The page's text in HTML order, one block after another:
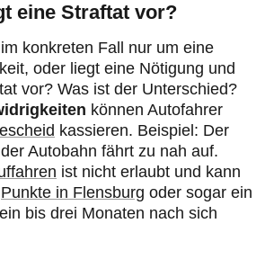
eine Straftat vor?
konkreten Fall nur um eine
oder liegt eine Nötigung und
vor? Was ist der Unterschied?
können Autofahrer
kassieren. Beispiel: Der
Autobahn fährt zu nah auf.
ist nicht erlaubt und kann
Punkte in Flensburg oder sogar ein
bis drei Monaten nach sich